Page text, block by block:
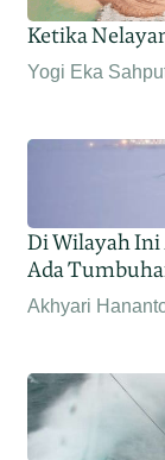
Ketika
Yogi Eka
Di Wilayah
Ada
Akhyari